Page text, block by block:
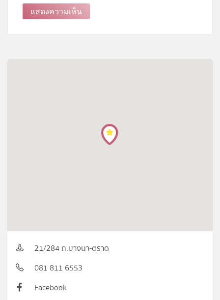
21/284 ถ.บางนา-ตราด
081 811 6553
Facebook